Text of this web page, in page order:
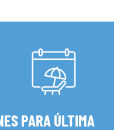
PARA ÚLTIMA